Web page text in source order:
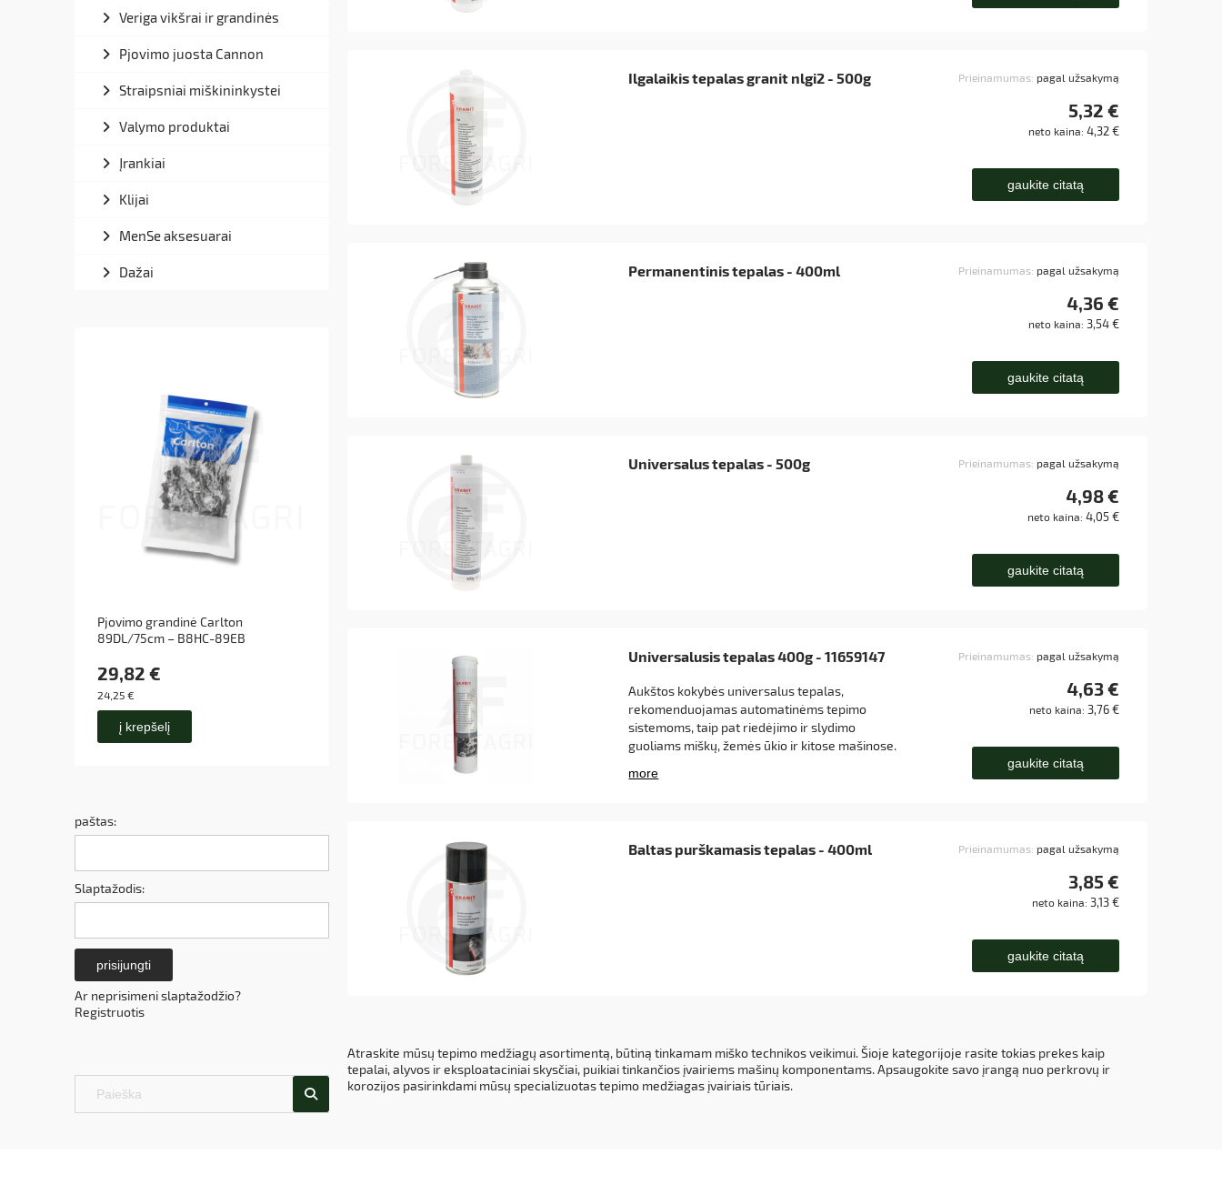
Veriga vikšrai ir grandinės
Pjovimo juosta Cannon
Straipsniai miškininkystei
Valymo produktai
Įrankiai
Klijai
MenSe aksesuarai
Dažai
Pjovimo grandinė Carlton
89DL/75cm – B8HC-89EB
29,82 €
24,25 €
į krepšelį
paštas:
Slaptažodis:
prisijungti
Ar neprisimeni slaptažodžio?
Registruotis
Ilgalaikis tepalas granit nlgi2 - 500g Prieinamumas: pagal užsakymą
5,32 €
neto kaina: 4,32 €
gaukite citatą
Permanentinis tepalas - 400ml Prieinamumas: pagal užsakymą
4,36 €
neto kaina: 3,54 €
gaukite citatą
Universalus tepalas - 500g Prieinamumas: pagal užsakymą
4,98 €
neto kaina: 4,05 €
gaukite citatą
Universalusis tepalas 400g - 11659147
Aukštos kokybės universalus tepalas,
rekomenduojamas automatinėms tepimo
sistemoms, taip pat riedėjimo ir slydimo
guoliams miškų, žemės ūkio ir kitose mašinose.
Prieinamumas: pagal užsakymą
4,63 €
neto kaina: 3,76 €
gaukite citatą
Baltas purškamasis tepalas - 400ml Prieinamumas: pagal užsakymą
3,85 €
neto kaina: 3,13 €
gaukite citatą
Atraskite mūsų tepimo medžiagų asortimentą, būtiną tinkamam miško technikos veikimui. Šioje kategorijoje rasite tokias prekes kaip
tepalai, alyvos ir eksploataciniai skysčiai, puikiai tinkančios įvairiems mašinų komponentams. Apsaugokite savo įrangą nuo perkrovų ir
korozijos pasirinkdami mūsų specializuotas tepimo medžiagas įvairiais tūriais.